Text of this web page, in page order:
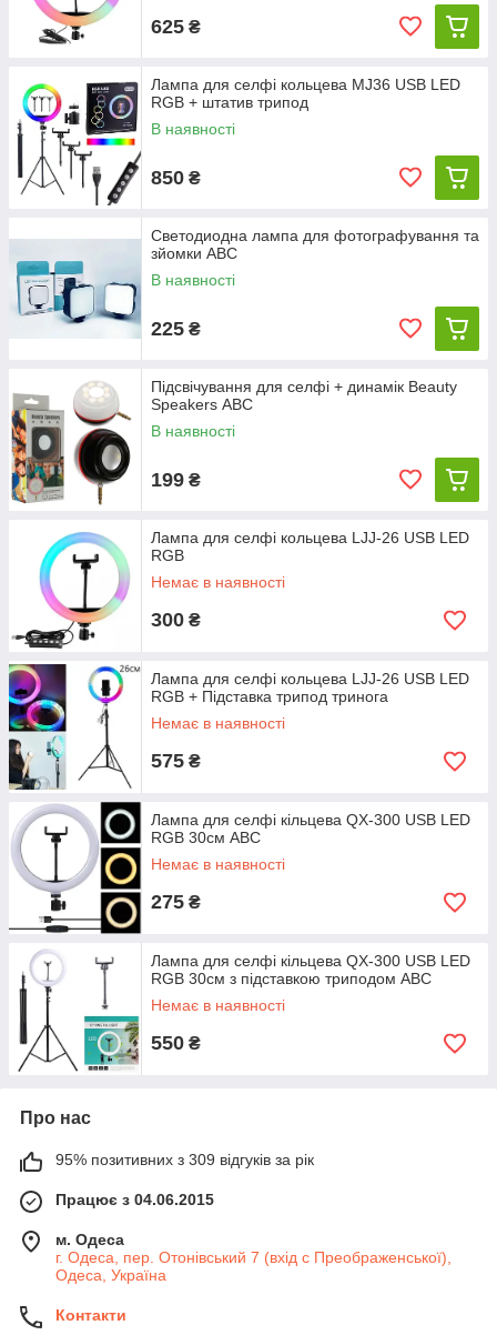
625 ₴
Лампа для селфі кольцева MJ36 USB LED
RGB + штатив трипод
В наявності
850 ₴
Светодиодна лампа для фотографування та
зйомки АВС
В наявності
225 ₴
Підсвічування для селфі + динамік Beauty
Speakers АВС
В наявності
199 ₴
Лампа для селфі кольцева LJJ-26 USB LED
RGB
Немає в наявності
300 ₴
Лампа для селфі кольцева LJJ-26 USB LED
RGB + Підставка трипод тринога
Немає в наявності
575 ₴
Лампа для селфі кільцева QX-300 USB LED
RGB 30см АВС
Немає в наявності
275 ₴
Лампа для селфі кільцева QX-300 USB LED
RGB 30см з підставкою триподом АВС
Немає в наявності
550 ₴
Про нас
95% позитивних з 309 відгуків за рік
Працює з 04.06.2015
м. Одеса
г. Одеса, пер. Отонівський 7 (вхід с Преображенської),
Одеса, Україна
Контакти